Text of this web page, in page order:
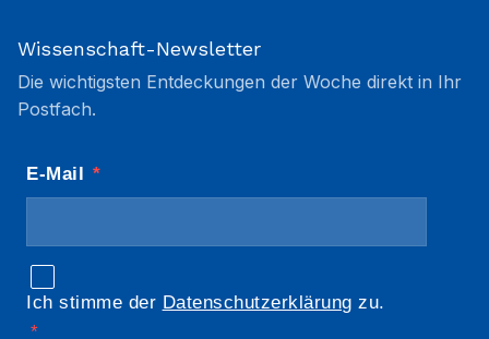
Wissenschaft-Newsletter
Die wichtigsten Entdeckungen der Woche direkt in Ihr
Postfach.